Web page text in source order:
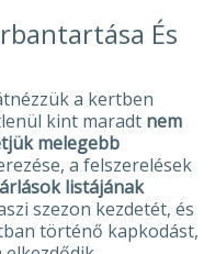
És
a kertben
kint maradt nem
melegebb
a felszerelések
listájának
szezon kezdetét, és
történő kapkodást,